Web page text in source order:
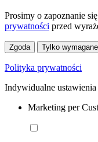
Prosimy o zapoznanie
prywatności przed
Zgoda Tylko wymagane
Polityka prywatności
Indywidualne
Marketing per